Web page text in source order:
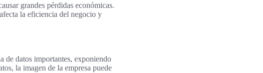
grandes pérdidas económicas.
la eficiencia del negocio y
de datos importantes, exponiendo
la imagen de la empresa puede